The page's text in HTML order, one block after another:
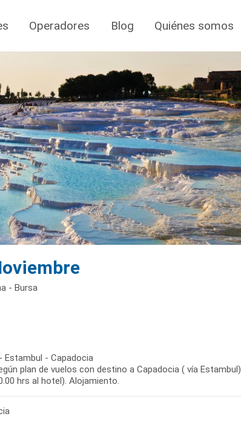
Operadores Blog Quiénes somos
- Bursa
Estambul - Capadocia
plan de vuelos con destino a Capadocia ( vía